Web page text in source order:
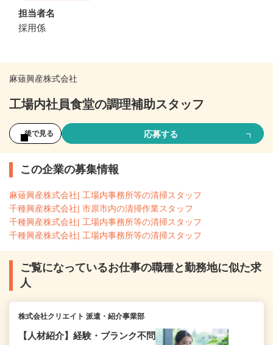
担当者名
採用係
麻薙興産株式会社
工場内社員食堂の調理補助スタッフ
後で見る 応募する
この企業の募集情報
麻薙興産株式会社| 工場内事務所等の清掃スタッフ
千種興産株式会社| 市原市内の清掃作業スタッフ
千種興産株式会社| 工場内事務所等の清掃スタッフ
千種興産株式会社| 工場内事務所等の清掃スタッフ
ご覧になっているお仕事の職種と勤務地に似た求
人
株式会社クリエイト 派遣・紹介事業部
【人材紹介】経験・ブランク不問